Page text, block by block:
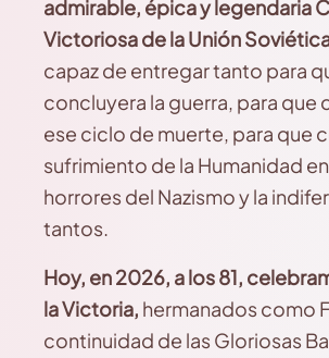
admirable, épica y legendaria
Victoriosa de la Unión
capaz de entregar tanto para
concluyera la guerra, para que
ese ciclo de muerte, para que
sufrimiento de la Humanidad
horrores del Nazismo y la
tantos.
Hoy, en 2026, a los 81,
la Victoria, hermanados como
continuidad de las Gloriosas